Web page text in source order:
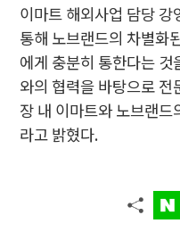
이마트 해외사업 담당
통해 노브랜드의 차별화
에게 충분히 통한다는
와의 협력을 바탕으로 전
장 내 이마트와 노브랜드
라고 밝혔다.